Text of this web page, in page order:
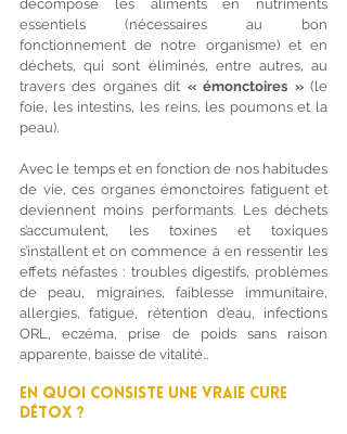
décompose les aliments en nutriments
essentiels (nécessaires au bon
fonctionnement de notre organisme) et en
déchets, qui sont éliminés, entre autres, au
travers des organes dit « émonctoires » (le
foie, les intestins, les reins, les poumons et la
peau).
Avec le temps et en fonction de nos habitudes
de vie, ces organes émonctoires fatiguent et
deviennent moins performants. Les déchets
s’accumulent, les toxines et toxiques
s’installent et on commence à en ressentir les
effets néfastes : troubles digestifs, problèmes
de peau, migraines, faiblesse immunitaire,
allergies, fatigue, rétention d’eau, infections
ORL, eczéma, prise de poids sans raison
apparente, baisse de vitalité…
En quoi consiste une vraie cure
détox ?